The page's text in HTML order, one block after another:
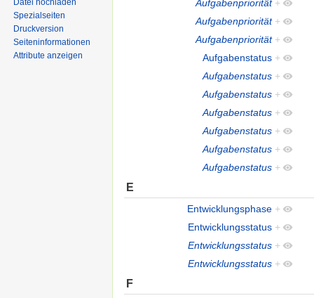
Aufgabenpriorität +
Aufgabenpriorität +
Aufgabenpriorität +
Aufgabenstatus +
Aufgabenstatus +
Aufgabenstatus +
Aufgabenstatus +
Aufgabenstatus +
Aufgabenstatus +
Aufgabenstatus +
E
Entwicklungsphase +
Entwicklungsstatus +
Entwicklungsstatus +
Entwicklungsstatus +
F
Datei hochladen
Spezialseiten
Druckversion
Seiten­informationen
Attribute anzeigen